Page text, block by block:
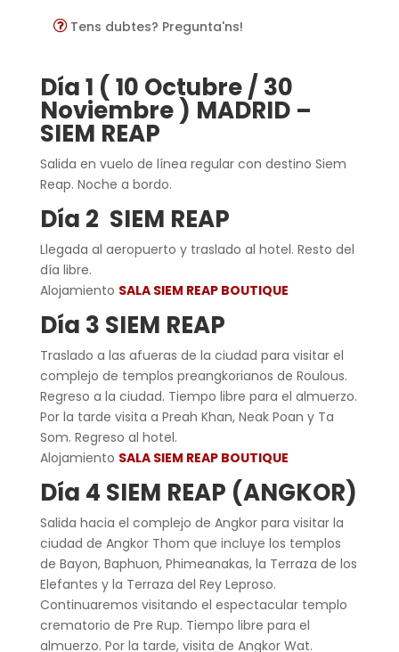
Tens dubtes? Pregunta'ns!
Día 1 ( 10 Octubre / 30
Noviembre ) MADRID –
SIEM REAP
Salida en vuelo de línea regular con destino Siem
Reap. Noche a bordo.
Día 2 SIEM REAP
Llegada al aeropuerto y traslado al hotel. Resto del
día libre.
Alojamiento SALA SIEM REAP BOUTIQUE
Día 3 SIEM REAP
Traslado a las afueras de la ciudad para visitar el
complejo de templos preangkorianos de Roulous.
Regreso a la ciudad. Tiempo libre para el almuerzo.
Por la tarde visita a Preah Khan, Neak Poan y Ta
Som. Regreso al hotel.
Alojamiento SALA SIEM REAP BOUTIQUE
Día 4 SIEM REAP (ANGKOR)
Salida hacia el complejo de Angkor para visitar la
ciudad de Angkor Thom que incluye los templos
de Bayon, Baphuon, Phimeanakas, la Terraza de los
Elefantes y la Terraza del Rey Leproso.
Continuaremos visitando el espectacular templo
crematorio de Pre Rup. Tiempo libre para el
almuerzo. Por la tarde, visita de Angkor Wat.